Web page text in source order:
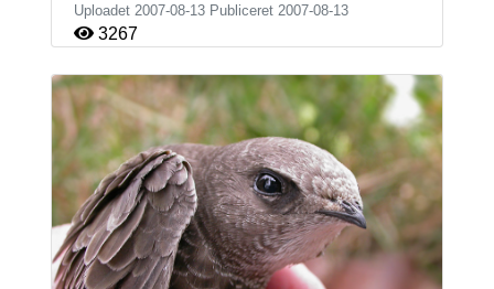
Uploadet 2007-08-13 Publiceret 2007-08-13
3267